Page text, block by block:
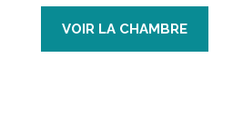
VOIR LA CHAMBRE